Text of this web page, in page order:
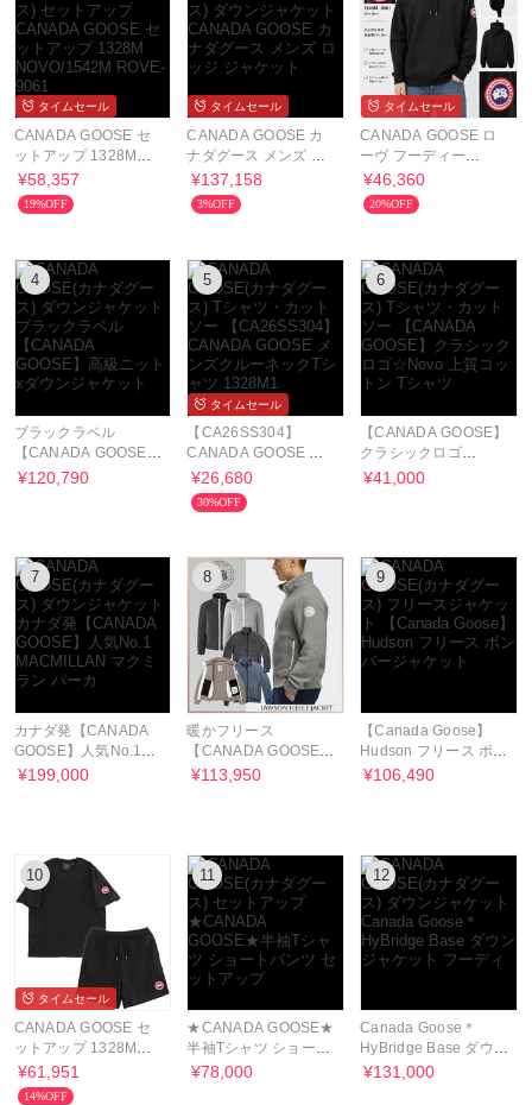
タイムセール
CANADA GOOSE セ
ットアップ 1328M
NOVO/1542M ROVE-
9061
¥58,357
19%OFF
タイムセール
CANADA GOOSE カ
ナダグース メンズ ロ
ッジ ジャケット
¥137,158
3%OFF
タイムセール
CANADA GOOSE ロ
ーヴ フーディー
1549M パーカー
¥46,360
20%OFF
4
ブラックラベル
【CANADA GOOSE】
高級ニットxダウンジ
¥120,790
5
タイムセール
【CA26SS304】
CANADA GOOSE メ
ンズクルーネックTシ
ャツ 1328M1
¥26,680
30%OFF
6
【CANADA GOOSE】
クラシックロゴ
☆Novo 上質コットン
¥41,000
7
カナダ発【CANADA
GOOSE】人気No.1
MACMILLAN マクミラ
¥199,000
8
暖かフリース
【CANADA GOOSE】
LAWSON FLEECE
¥113,950
9
【Canada Goose】
Hudson フリース ボン
バージャケット
¥106,490
10
タイムセール
CANADA GOOSE セ
ットアップ 1328M
NOVO/1542M ROVE-
9061
¥61,951
14%OFF
11
★CANADA GOOSE★
半袖Tシャツ ショート
パンツ セットアップ
¥78,000
12
Canada Goose＊
HyBridge Base ダウン
ジャケット フーディ
¥131,000